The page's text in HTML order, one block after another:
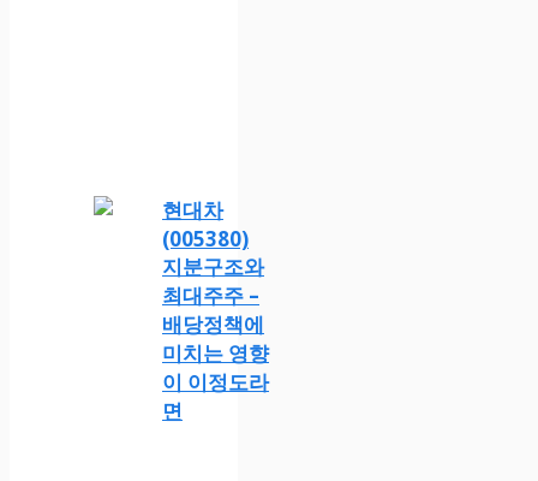
현대차
(005380)
지분구조와
최대주주 –
배당정책에
미치는 영향
이 이정도라
면